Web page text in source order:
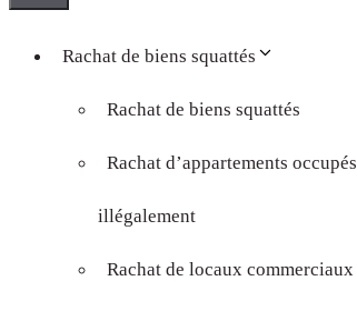
Rachat de biens squattés
Rachat de biens squattés
Rachat d’appartements occupés
illégalement
Rachat de locaux commerciaux